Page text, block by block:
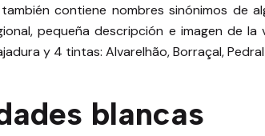
contiene nombres sinónimos de
pequeña descripción e imagen de
y 4 tintas: Alvarelhão, Borraçal,
blancas